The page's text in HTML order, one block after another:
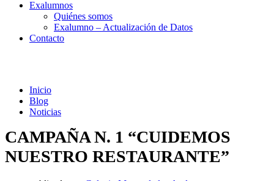
Exalumnos
Quiénes somos
Exalumno – Actualización de Datos
Contacto
Inicio
Blog
Noticias
CAMPAÑA N. 1 “CUIDEMOS
NUESTRO RESTAURANTE”